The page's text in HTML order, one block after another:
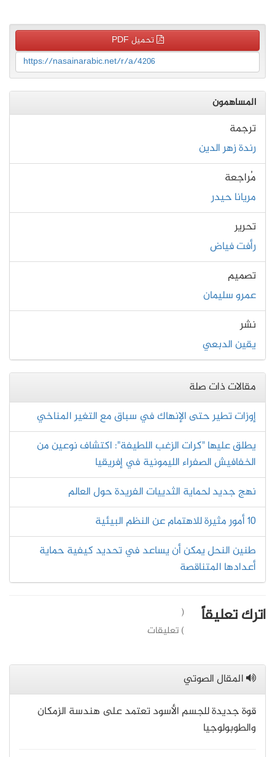
تحميل PDF
https://nasainarabic.net/r/a/4206
المساهمون
ترجمة
رندة زهر الدين
مُراجعة
مريانا حيدر
تحرير
رأفت فياض
تصميم
عمرو سليمان
نشر
يقين الدبعي
مقالات ذات صلة
إوزات تطير حتى الإنهاك في سباق مع التغير المناخي
يطلق عليها "كرات الزغب اللطيفة": اكتشاف نوعين من
الخفافيش الصفراء الليمونية في إفريقيا
نهج جديد لحماية الثدييات الفريدة حول العالم
10 أمور مثيرة للاهتمام عن النظم البيئية
طنين النحل يمكن أن يساعد في تحديد كيفية حماية
أعدادها المتناقصة
اترك تعليقاً
(
) تعليقات
المقال الصوتي
قوة جديدة للجسم الأسود تعتمد على هندسة الزمكان
والطوبولوجيا